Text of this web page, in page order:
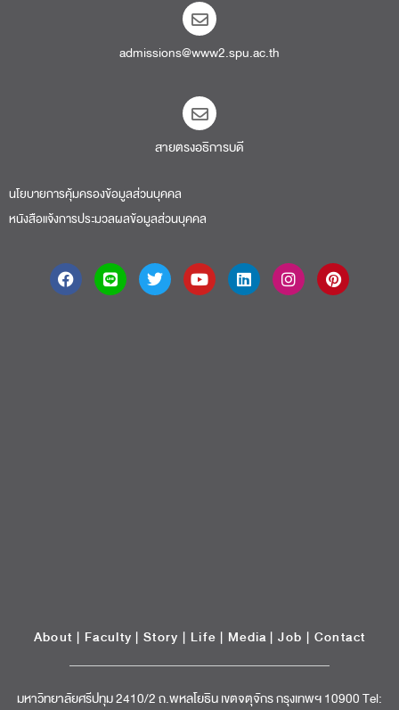
admissions@www2.spu.ac.th
สายตรงอธิการบดี​
นโยบายการคุ้มครองข้อมูลส่วนบุคคล
หนังสือแจ้งการประมวลผลข้อมูลส่วนบุคคล